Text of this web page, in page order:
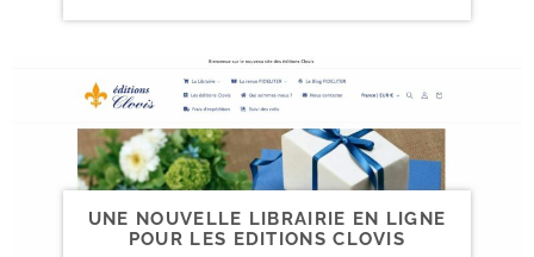
UNE NOUVELLE LIBRAIRIE EN LIGNE
POUR LES EDITIONS CLOVIS